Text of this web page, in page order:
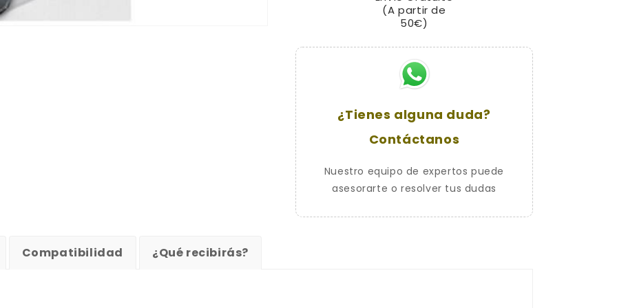
CHIC
&gt;)
Antirrobo
CHIC
plana
(A partir de
50€)
¿Tienes alguna duda?
Contáctanos
Nuestro equipo de expertos puede
asesorarte o resolver tus dudas
Compatibilidad ¿Qué recibirás?